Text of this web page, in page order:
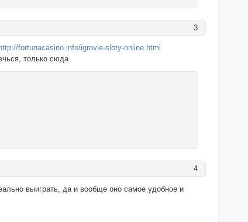
3
http://fortunacasino.info/igrovie-sloty-online.html
только сюда
4
выиграть, да и вообще оно самое удобное и